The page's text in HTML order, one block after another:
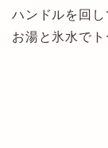
ハンドルを回し
お湯と氷水で